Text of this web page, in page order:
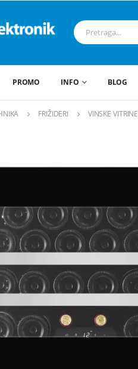
PROMO INFO BLOG
FRIŽIDERI VINSKE VITRINE